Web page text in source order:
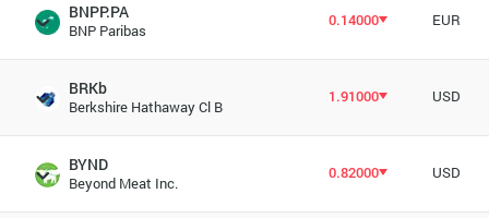
BNPP.PA
BNP Paribas
0.14000 EUR
BRKb
Berkshire Hathaway Cl B
1.91000 USD
BYND
Beyond Meat Inc.
0.82000 USD